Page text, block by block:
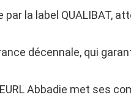
par la label QUALIBAT,
décennale, qui
Abbadie met ses